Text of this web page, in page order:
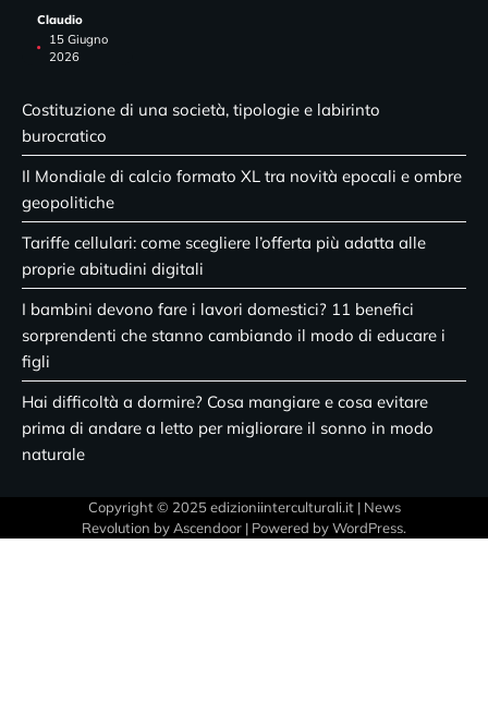
Claudio
15 Giugno
2026
Costituzione di una società, tipologie e labirinto
burocratico
Il Mondiale di calcio formato XL tra novità epocali e ombre
geopolitiche
Tariffe cellulari: come scegliere l’offerta più adatta alle
proprie abitudini digitali
I bambini devono fare i lavori domestici? 11 benefici
sorprendenti che stanno cambiando il modo di educare i
figli
Hai difficoltà a dormire? Cosa mangiare e cosa evitare
prima di andare a letto per migliorare il sonno in modo
naturale
Copyright © 2025 edizioniinterculturali.it | News
Revolution by Ascendoor | Powered byWordPress.